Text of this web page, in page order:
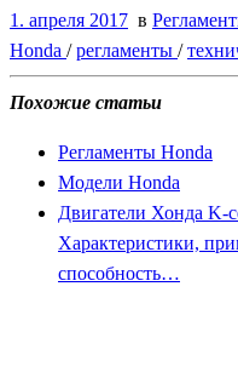
1. апреля 2017 в
Honda /регламенты /
Похожие статьи
Регламенты Honda
Модели Honda
Двигатели Хонда K-
Характеристики,
способность…